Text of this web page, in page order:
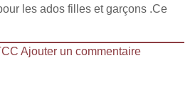
les ados filles et garçons .Ce
Ajouter un commentaire